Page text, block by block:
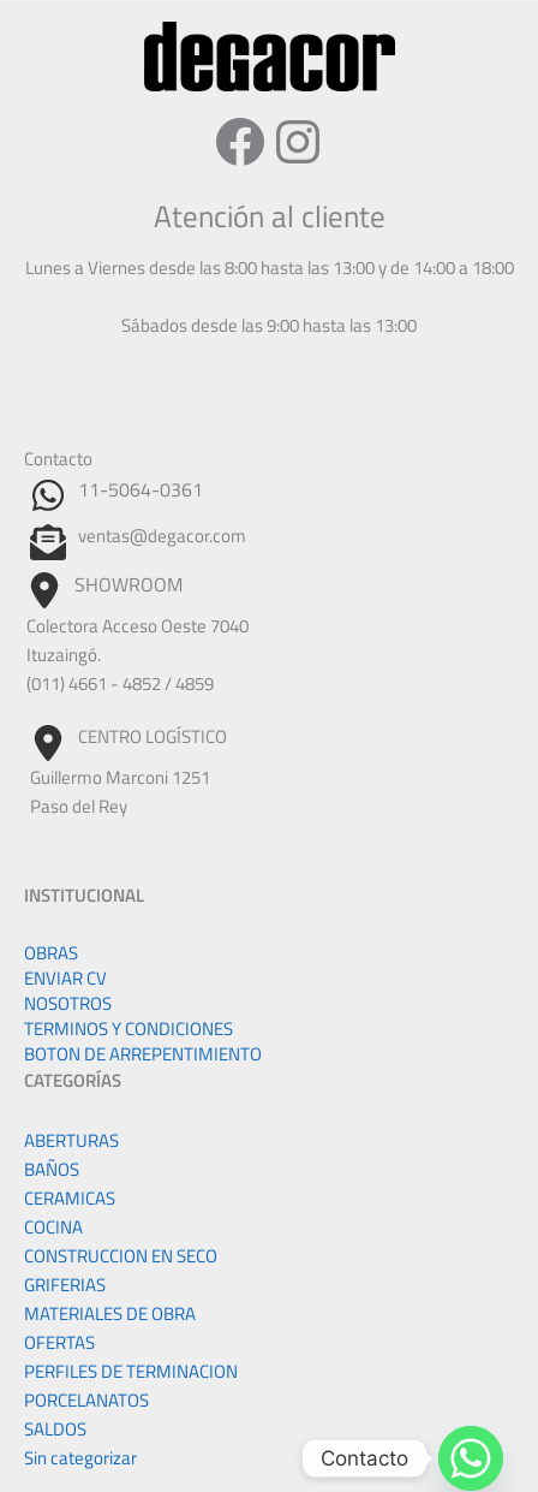
Facebook
Instagram
Atención al cliente
Lunes a Viernes desde las 8:00 hasta las 13:00 y de 14:00 a 18:00
Sábados desde las 9:00 hasta las 13:00
Contacto
11-5064-0361
ventas@degacor.com
SHOWROOM
Colectora Acceso Oeste 7040
Ituzaingó.
(011) 4661 - 4852 / 4859
CENTRO LOGÍSTICO
Guillermo Marconi 1251
Paso del Rey
INSTITUCIONAL
OBRAS
ENVIAR CV
NOSOTROS
TERMINOS Y CONDICIONES
BOTON DE ARREPENTIMIENTO
CATEGORÍAS
ABERTURAS
BAÑOS
CERAMICAS
COCINA
CONSTRUCCION EN SECO
GRIFERIAS
MATERIALES DE OBRA
OFERTAS
PERFILES DE TERMINACION
PORCELANATOS
SALDOS
Sin categorizar
Contacto